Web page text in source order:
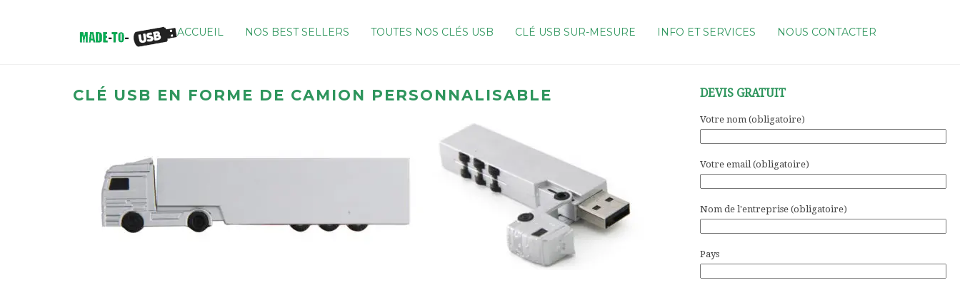
ACCUEIL NOS BEST SELLERS TOUTES NOS CLÉS USB CLÉ USB SUR-MESURE INFO ET SERVICES NOUS CONTACTER
CLÉ USB EN FORME DE CAMION PERSONNALISABLE DEVIS GRATUIT
Votre nom (obligatoire)
Votre email (obligatoire)
Nom de l'entreprise (obligatoire)
Pays